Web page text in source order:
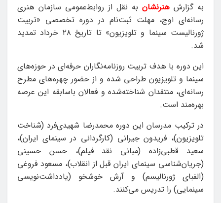
به گزارش هنرنشان به نقل از روابط‌عمومی سازمان هنری
رسانه‌ای اوج، مهلت ثبت‌نام در دوره تخصصی «تربیت
ژورنالیست سینما و تلویزیون» تا تاریخ ۲۸ خرداد تمدید
شد.
این دوره با هدف تربیت روزنامه‌نگاران حرفه‌ای در حوزه‌های
سینما و تلویزیون طراحی شده و از حضور چهره‌های مطرح
رسانه‌ای، منتقدان شناخته‌شده و فعالان باسابقه این عرصه
بهره‌مند است.
در ترکیب مدرسان این دوره محمدرضا شهیدی‌فرد (شناخت
تلویزیون)، فریدون جیرانی (کارگردانی در سینمای ایران)،
سعید قطبی‌زاده (مبانی نقد فیلم)، حسن حسینی
(جریان‌شناسی سینمای ایران قبل از انقلاب)، مسعود فروغی
(الفبای ژورنالیسم) و آرش خوشخو (یادداشت‌نویسی
سینمایی) را تدریس می‌کنند.